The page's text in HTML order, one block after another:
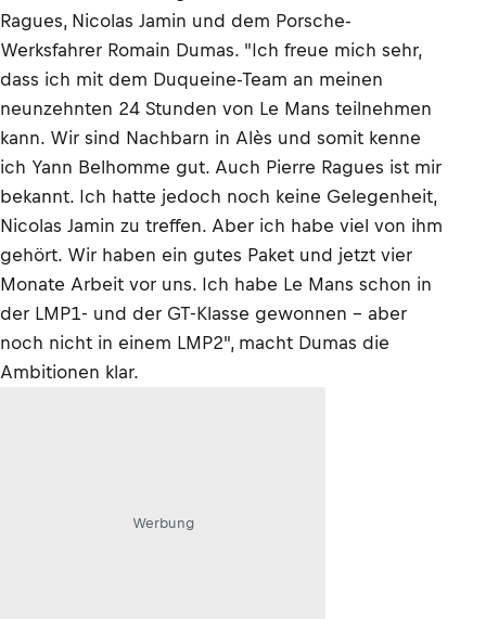
Ragues, Nicolas Jamin und dem Porsche-
Werksfahrer Romain Dumas. "Ich freue mich sehr,
dass ich mit dem Duqueine-Team an meinen
neunzehnten 24 Stunden von Le Mans teilnehmen
kann. Wir sind Nachbarn in Alès und somit kenne
ich Yann Belhomme gut. Auch Pierre Ragues ist mir
bekannt. Ich hatte jedoch noch keine Gelegenheit,
Nicolas Jamin zu treffen. Aber ich habe viel von ihm
gehört. Wir haben ein gutes Paket und jetzt vier
Monate Arbeit vor uns. Ich habe Le Mans schon in
der LMP1- und der GT-Klasse gewonnen - aber
noch nicht in einem LMP2", macht Dumas die
Ambitionen klar.
Werbung